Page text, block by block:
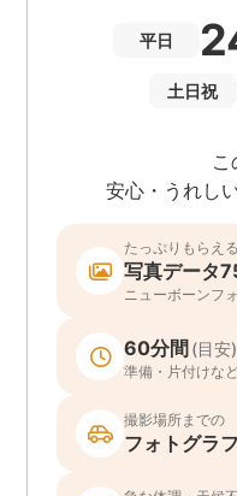
平日
土日祝
こ
安心・うれし
たっぷりもらえる
写真データ
ニューボーンフ
60分間(目安)
準備・片付けな
撮影場所までの
フォトグラ